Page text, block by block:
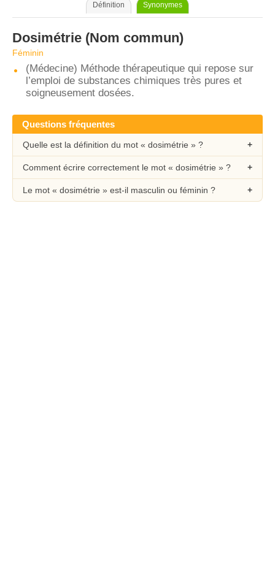
Définition Synonymes
Dosimétrie (Nom commun)
Féminin
(Médecine) Méthode thérapeutique qui repose sur
l’emploi de substances chimiques très pures et
soigneusement dosées.
Questions fréquentes
Quelle est la définition du mot « dosimétrie » ?
Comment écrire correctement le mot « dosimétrie » ?
Le mot « dosimétrie » est-il masculin ou féminin ?